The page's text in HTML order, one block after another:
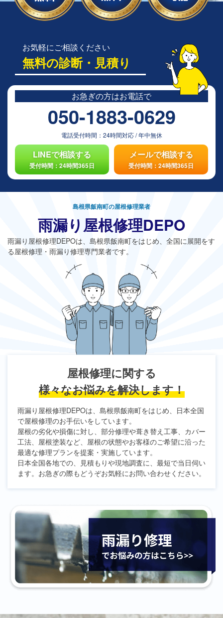
お気軽にご相談ください
無料の診断・見積り
お急ぎの方はお電話で
050-1883-0629
電話受付時間： 24時間対応/年中無休
LINEで相談する
受付時間：24時間365日
メールで相談する
受付時間：24時間365日
島根県飯南町の屋根修理業者
雨漏り屋根修理DEPO
雨漏り屋根修理DEPOは、島根県飯南町をはじめ、全国に展開をす
る屋根修理・雨漏り修理専門業者です。
屋根修理に関する
様々なお悩みを解決します！
雨漏り屋根修理DEPOは、島根県飯南町をはじめ、日本全国
で屋根修理のお手伝いをしています。
屋根の劣化や損傷に対し、部分修理や葺き替え工事、カバー
工法、屋根塗装など、屋根の状態やお客様のご希望に沿った
最適な修理プランを提案・実施しています。
日本全国各地での、見積もりや現地調査に、最短で当日伺い
ます。お急ぎの際もどうぞお気軽にお問い合わせください。